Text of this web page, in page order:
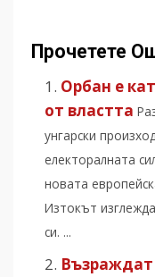
Прочетете
Орбан е
от властта
унгарски
електоралната
новата
Изтокът
си. ...
Възраждат